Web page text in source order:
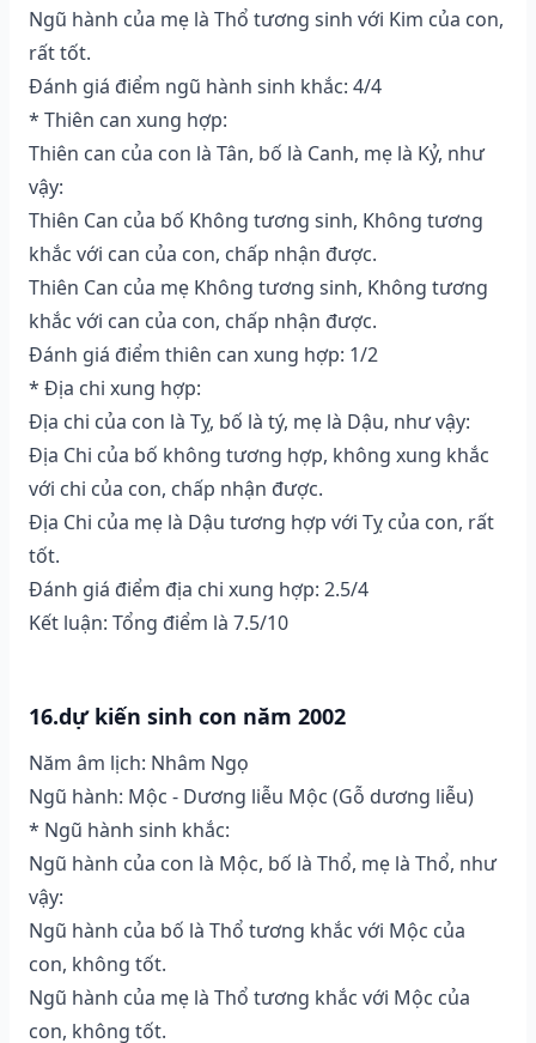
Ngũ hành của mẹ là Thổ tương sinh với Kim của con,
rất tốt.
Đánh giá điểm ngũ hành sinh khắc: 4/4
* Thiên can xung hợp:
Thiên can của con là Tân, bố là Canh, mẹ là Kỷ, như
vậy:
Thiên Can của bố Không tương sinh, Không tương
khắc với can của con, chấp nhận được.
Thiên Can của mẹ Không tương sinh, Không tương
khắc với can của con, chấp nhận được.
Đánh giá điểm thiên can xung hợp: 1/2
* Địa chi xung hợp:
Địa chi của con là Tỵ, bố là tý, mẹ là Dậu, như vậy:
Địa Chi của bố không tương hợp, không xung khắc
với chi của con, chấp nhận được.
Địa Chi của mẹ là Dậu tương hợp với Tỵ của con, rất
tốt.
Đánh giá điểm địa chi xung hợp: 2.5/4
Kết luận: Tổng điểm là 7.5/10
16.dự kiến sinh con năm 2002
Năm âm lịch: Nhâm Ngọ
Ngũ hành: Mộc - Dương liễu Mộc (Gỗ dương liễu)
* Ngũ hành sinh khắc:
Ngũ hành của con là Mộc, bố là Thổ, mẹ là Thổ, như
vậy:
Ngũ hành của bố là Thổ tương khắc với Mộc của
con, không tốt.
Ngũ hành của mẹ là Thổ tương khắc với Mộc của
con, không tốt.